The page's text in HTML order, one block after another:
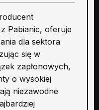
Pabianic, oferuje
dla sektora
się w
zapłonowych,
o wysokiej
niezawodne